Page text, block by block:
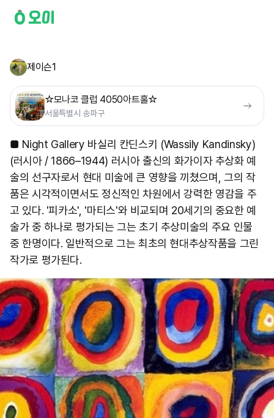
제이슨1
☆모나코 클럽 4050아트홀☆
서울특별시 송파구
■ Night Gallery 바실리 칸딘스키 (Wassily Kandinsky)
(러시아 / 1866–1944) 러시아 출신의 화가이자 추상화 예
술의 선구자로서 현대 미술에 큰 영향을 끼쳤으며, 그의 작
품은 시각적이면서도 정신적인 차원에서 강력한 영감을 주
고 있다. '피카소', '마티스'와 비교되며 20세기의 중요한 예
술가 중 하나로 평가되는 그는 초기 추상미술의 주요 인물
중 한명이다. 일반적으로 그는 최초의 현대추상작품을 그린
작가로 평가된다.